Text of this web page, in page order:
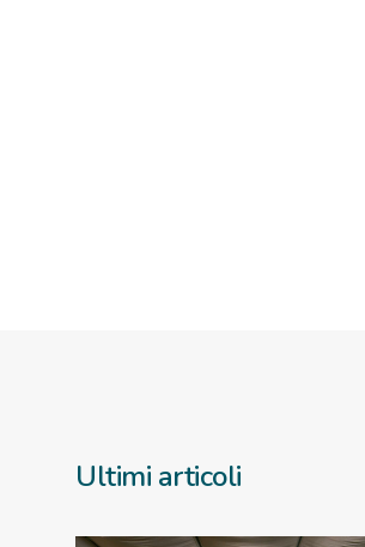
Ultimi articoli